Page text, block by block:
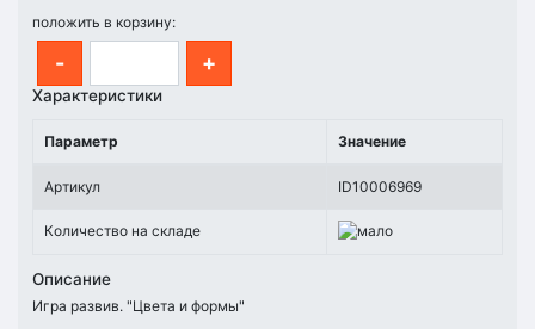
положить в корзину:
- +
Характеристики
Параметр Значение
Артикул ID10006969
Количество на складе
Описание
Игра развив. "Цвета и формы"